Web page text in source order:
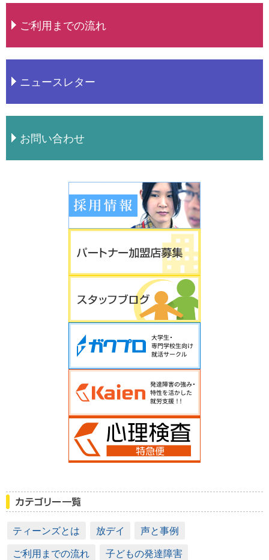
ご利用までの流れ
ニュースレター
お問い合わせ
ティーンズとは 放デイ 声と事例
ご利用までの流れ 子どもの発達障害